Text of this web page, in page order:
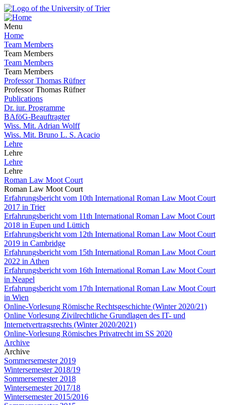
Menu
Home
Team Members
Team Members
Team Members
Team Members
Professor Thomas Rüfner
Professor Thomas Rüfner
Publications
Dr. iur. Programme
BAföG-Beauftragter
Wiss. Mit. Adrian Wolff
Wiss. Mit. Bruno L. S. Acacio
Lehre
Lehre
Lehre
Lehre
Roman Law Moot Court
Roman Law Moot Court
Erfahrungsbericht vom 10th International Roman Law Moot Court
2017 in Trier
Erfahrungsbericht vom 11th International Roman Law Moot Court
2018 in Eupen und Lüttich
Erfahrungsbericht vom 12th International Roman Law Moot Court
2019 in Cambridge
Erfahrungsbericht vom 15th International Roman Law Moot Court
2022 in Athen
Erfahrungsbericht vom 16th International Roman Law Moot Court
in Neapel
Erfahrungsbericht vom 17th International Roman Law Moot Court
in Wien
Online-Vorlesung Römische Rechtsgeschichte (Winter 2020/21)
Online Vorlesung Zivilrechtliche Grundlagen des IT- und
Internetvertragsrechts (Winter 2020/2021)
Online-Vorlesung Römisches Privatrecht im SS 2020
Archive
Archive
Sommersemester 2019
Wintersemester 2018/19
Sommersemester 2018
Wintersemester 2017/18
Wintersemester 2015/2016